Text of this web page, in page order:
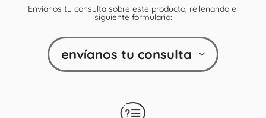
Envíanos tu consulta sobre este producto, rellenando el
siguiente formulario:
envíanos tu consulta